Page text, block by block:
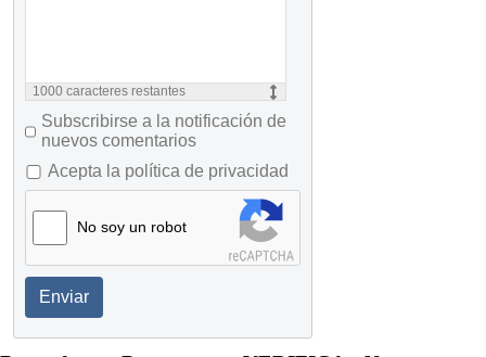
1000 caracteres restantes
Subscribirse a la notificación de
nuevos comentarios
Acepta la política de privacidad
No soy un robot
Enviar